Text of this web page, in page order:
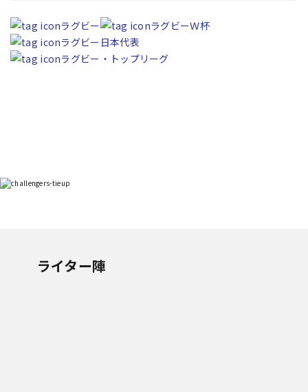
ラグビー
ラグビーＷ杯
ラグビー日本代表
ラグビー・トップリーグ
ライター陣